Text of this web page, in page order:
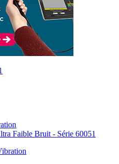
Faible Bruit - Série 60051